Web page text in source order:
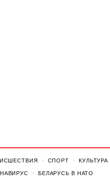
СПОРТ КУЛЬТУРА
БЕЛАРУСЬ В НАТО